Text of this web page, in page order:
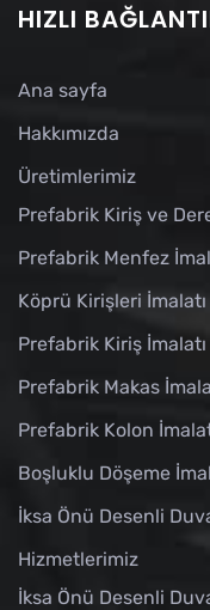
HIZLI
Ana sayfa
Hakkımızda
Üretimlerimiz
Prefabrik Kiriş ve
Prefabrik Menfez
Köprü Kirişleri İmalatı
Prefabrik Kiriş İmalatı
Prefabrik Makas
Prefabrik Kolon
Boşluklu Döşeme
İksa Önü Desenli
Hizmetlerimiz
İksa Önü Desenli